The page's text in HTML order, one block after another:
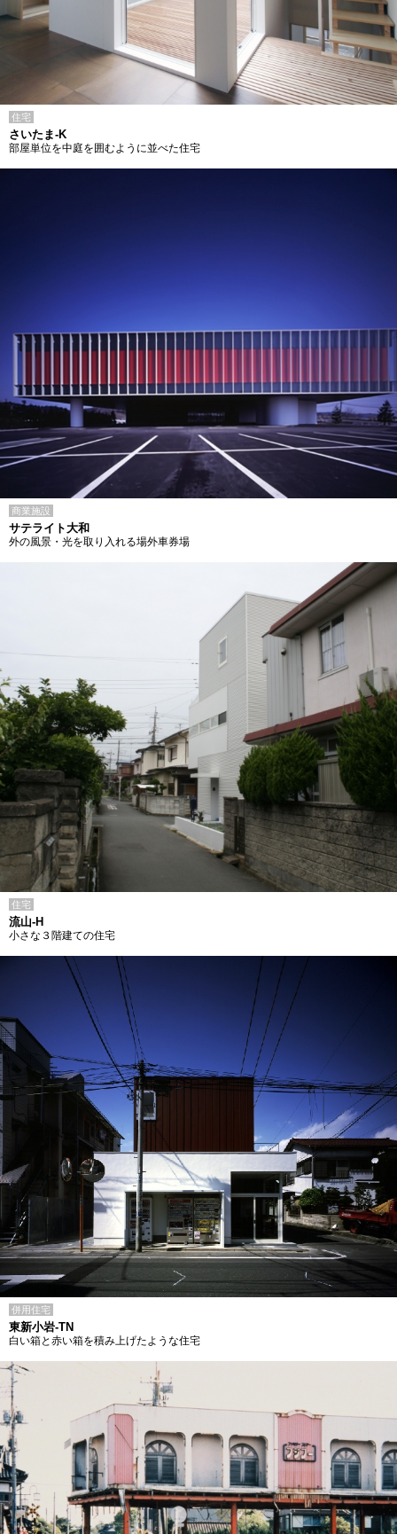
住宅
さいたま-K
部屋単位を中庭を囲むように並べた住宅
商業施設
サテライト大和
外の風景・光を取り入れる場外車券場
住宅
流山-H
小さな３階建ての住宅
併用住宅
東新小岩-TN
白い箱と赤い箱を積み上げたような住宅